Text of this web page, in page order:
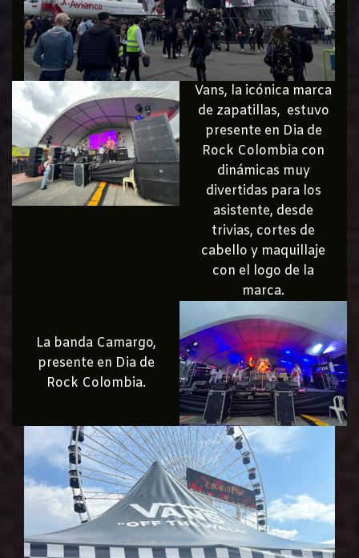
Vans, la icónica marca
de zapatillas, estuvo
presente en Dia de
Rock Colombia con
dinámicas muy
divertidas para los
asistente, desde
trivias, cortes de
cabello y maquillaje
con el logo de la
marca.
La banda Camargo,
presente en Dia de
Rock Colombia.